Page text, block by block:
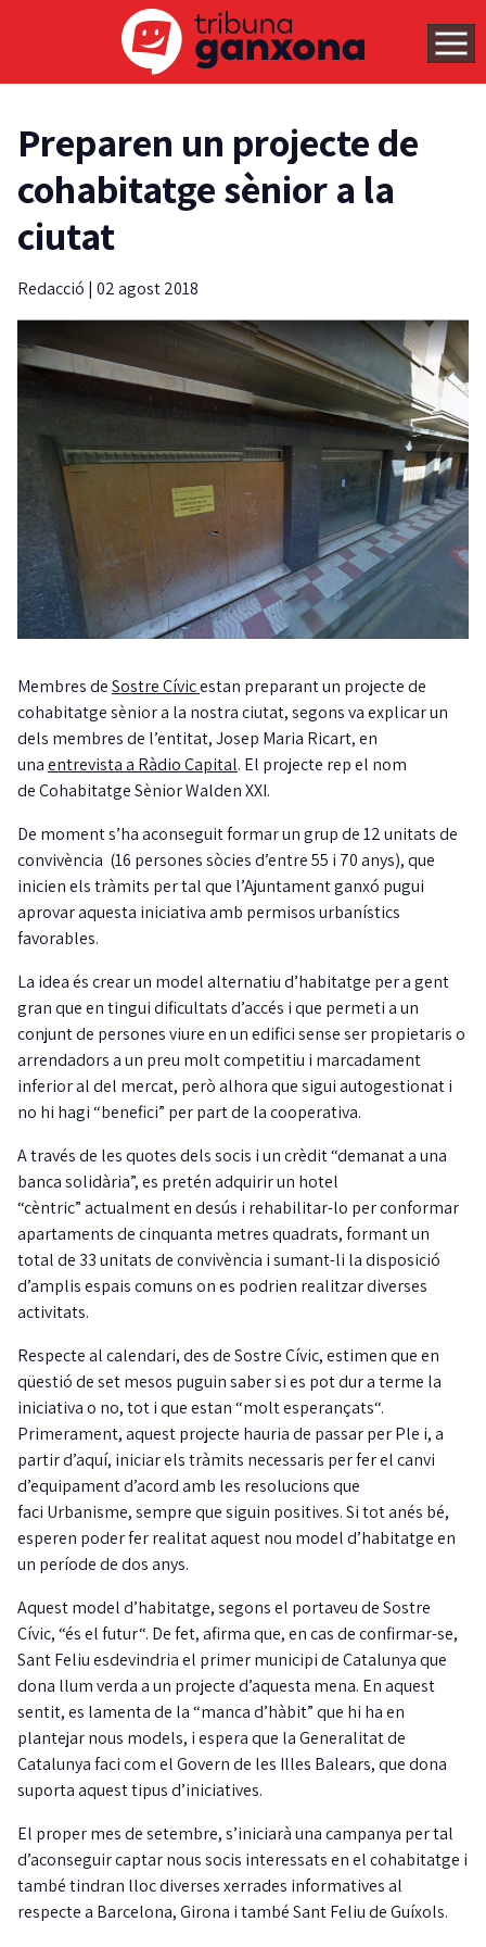
Preparen un projecte de
cohabitatge sènior a la
ciutat
Redacció | 02 agost 2018
Membres deSostre Cívicestan preparant un projecte de
cohabitatge sènior a la nostra ciutat, segons va explicar un
dels membres de l’entitat, Josep Maria Ricart, en
unaentrevista a Ràdio Capital. El projecte rep el nom
de Cohabitatge Sènior Walden XXI.
De moment s’ha aconseguit formar un grup de 12 unitats de
convivència (16 persones sòcies d’entre 55 i 70 anys), que
inicien els tràmits per tal que l’Ajuntament ganxó pugui
aprovar aquesta iniciativa amb permisos urbanístics
favorables.
La idea és crear un model alternatiu d’habitatge per a gent
gran que en tingui dificultats d’accés i que permeti a un
conjunt de persones viure en un edifici sense ser propietaris o
arrendadors a un preu molt competitiu i marcadament
inferior al del mercat, però alhora que sigui autogestionat i
no hi hagi “benefici” per part de la cooperativa.
A través de les quotes dels socis i un crèdit “demanat a una
banca solidària”, es pretén adquirir un hotel
“cèntric” actualment en desús i rehabilitar-lo per conformar
apartaments de cinquanta metres quadrats, formant un
total de 33 unitats de convivència i sumant-li la disposició
d’amplis espais comuns on es podrien realitzar diverses
activitats.
Respecte al calendari, des de Sostre Cívic, estimen que en
qüestió de set mesos puguin saber si es pot dur a terme la
iniciativa o no, tot i que estan “molt esperançats“.
Primerament, aquest projecte hauria de passar per Ple i, a
partir d’aquí, iniciar els tràmits necessaris per fer el canvi
d’equipament d’acord amb les resolucions que
faci Urbanisme, sempre que siguin positives. Si tot anés bé,
esperen poder fer realitat aquest nou model d’habitatge en
un període de dos anys.
Aquest model d’habitatge, segons el portaveu de Sostre
Cívic, “és el futur“. De fet, afirma que, en cas de confirmar-se,
Sant Feliu esdevindria el primer municipi de Catalunya que
dona llum verda a un projecte d’aquesta mena. En aquest
sentit, es lamenta de la “manca d’hàbit” que hi ha en
plantejar nous models, i espera que la Generalitat de
Catalunya faci com el Govern de les Illes Balears, que dona
suporta aquest tipus d’iniciatives.
El proper mes de setembre, s’iniciarà una campanya per tal
d’aconseguir captar nous socis interessats en el cohabitatge i
també tindran lloc diverses xerrades informatives al
respecte a Barcelona, Girona i també Sant Feliu de Guíxols.